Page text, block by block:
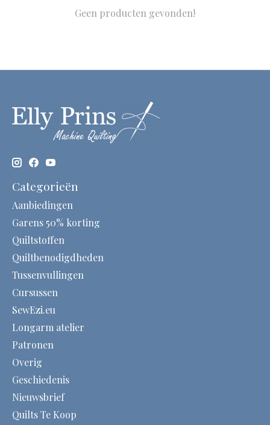
Geen producten gevonden!
Categorieën
Aanbiedingen
Garens 50% korting
Quiltstoffen
Quiltbenodigdheden
Tussenvullingen
Cursussen
SewEzi.eu
Longarm atelier
Patronen
Overig
Geschiedenis
Nieuwsbrief
Quilts Te Koop